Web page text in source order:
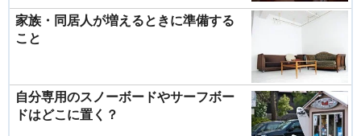
家族・同居人が増えるときに準備する
こと
自分専用のスノーボードやサーフボー
ドはどこに置く？